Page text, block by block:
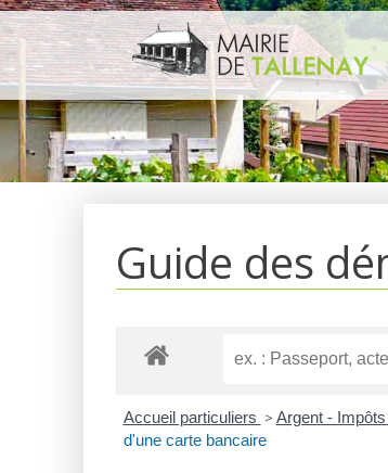
Aller
au
contenu
Guide des
Accueil particuliers > Argent -
d'une carte bancaire